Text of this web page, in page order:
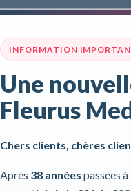
INFORMATION
Une
Fleurus
Chers clients, chères
Après 38 années passées